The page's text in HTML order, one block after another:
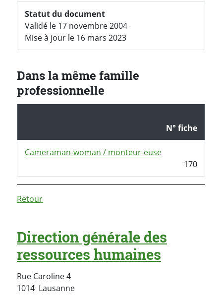
Statut du document
Validé le 17 novembre 2004
Mise à jour le 16 mars 2023
Dans la même famille
professionnelle
N° fiche
Cameraman-woman / monteur-euse
170
Retour
Direction générale des
ressources humaines
Rue Caroline 4
1014 LausanneSuisse